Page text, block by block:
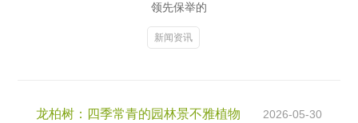
领先保举的
新闻资讯
龙柏树：四季常青的园林景不雅植物 2026-05-30